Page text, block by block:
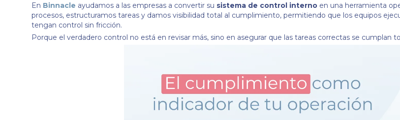
En Binnacle ayudamos a las empresas a convertir su sistema de control interno en una herramienta
procesos, estructuramos tareas y damos visibilidad total al cumplimiento, permitiendo que los equipos
tengan control sin fricción.
Porque el verdadero control no está en revisar más, sino en asegurar que las tareas correctas se cumplan